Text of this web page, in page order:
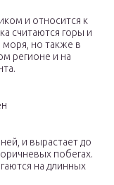
и относится к
считаются горы и
но также в
регионе и на
и вырастает до
побегах.
на длинных